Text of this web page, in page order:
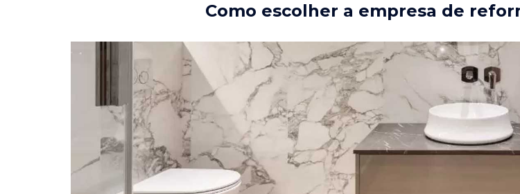
Como escolher a empresa de